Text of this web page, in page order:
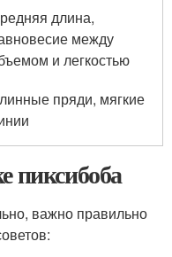
длина,
между
и легкостью
пряди, мягкие
пиксибоба
важно правильно